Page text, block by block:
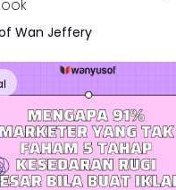
Wan Jeffery